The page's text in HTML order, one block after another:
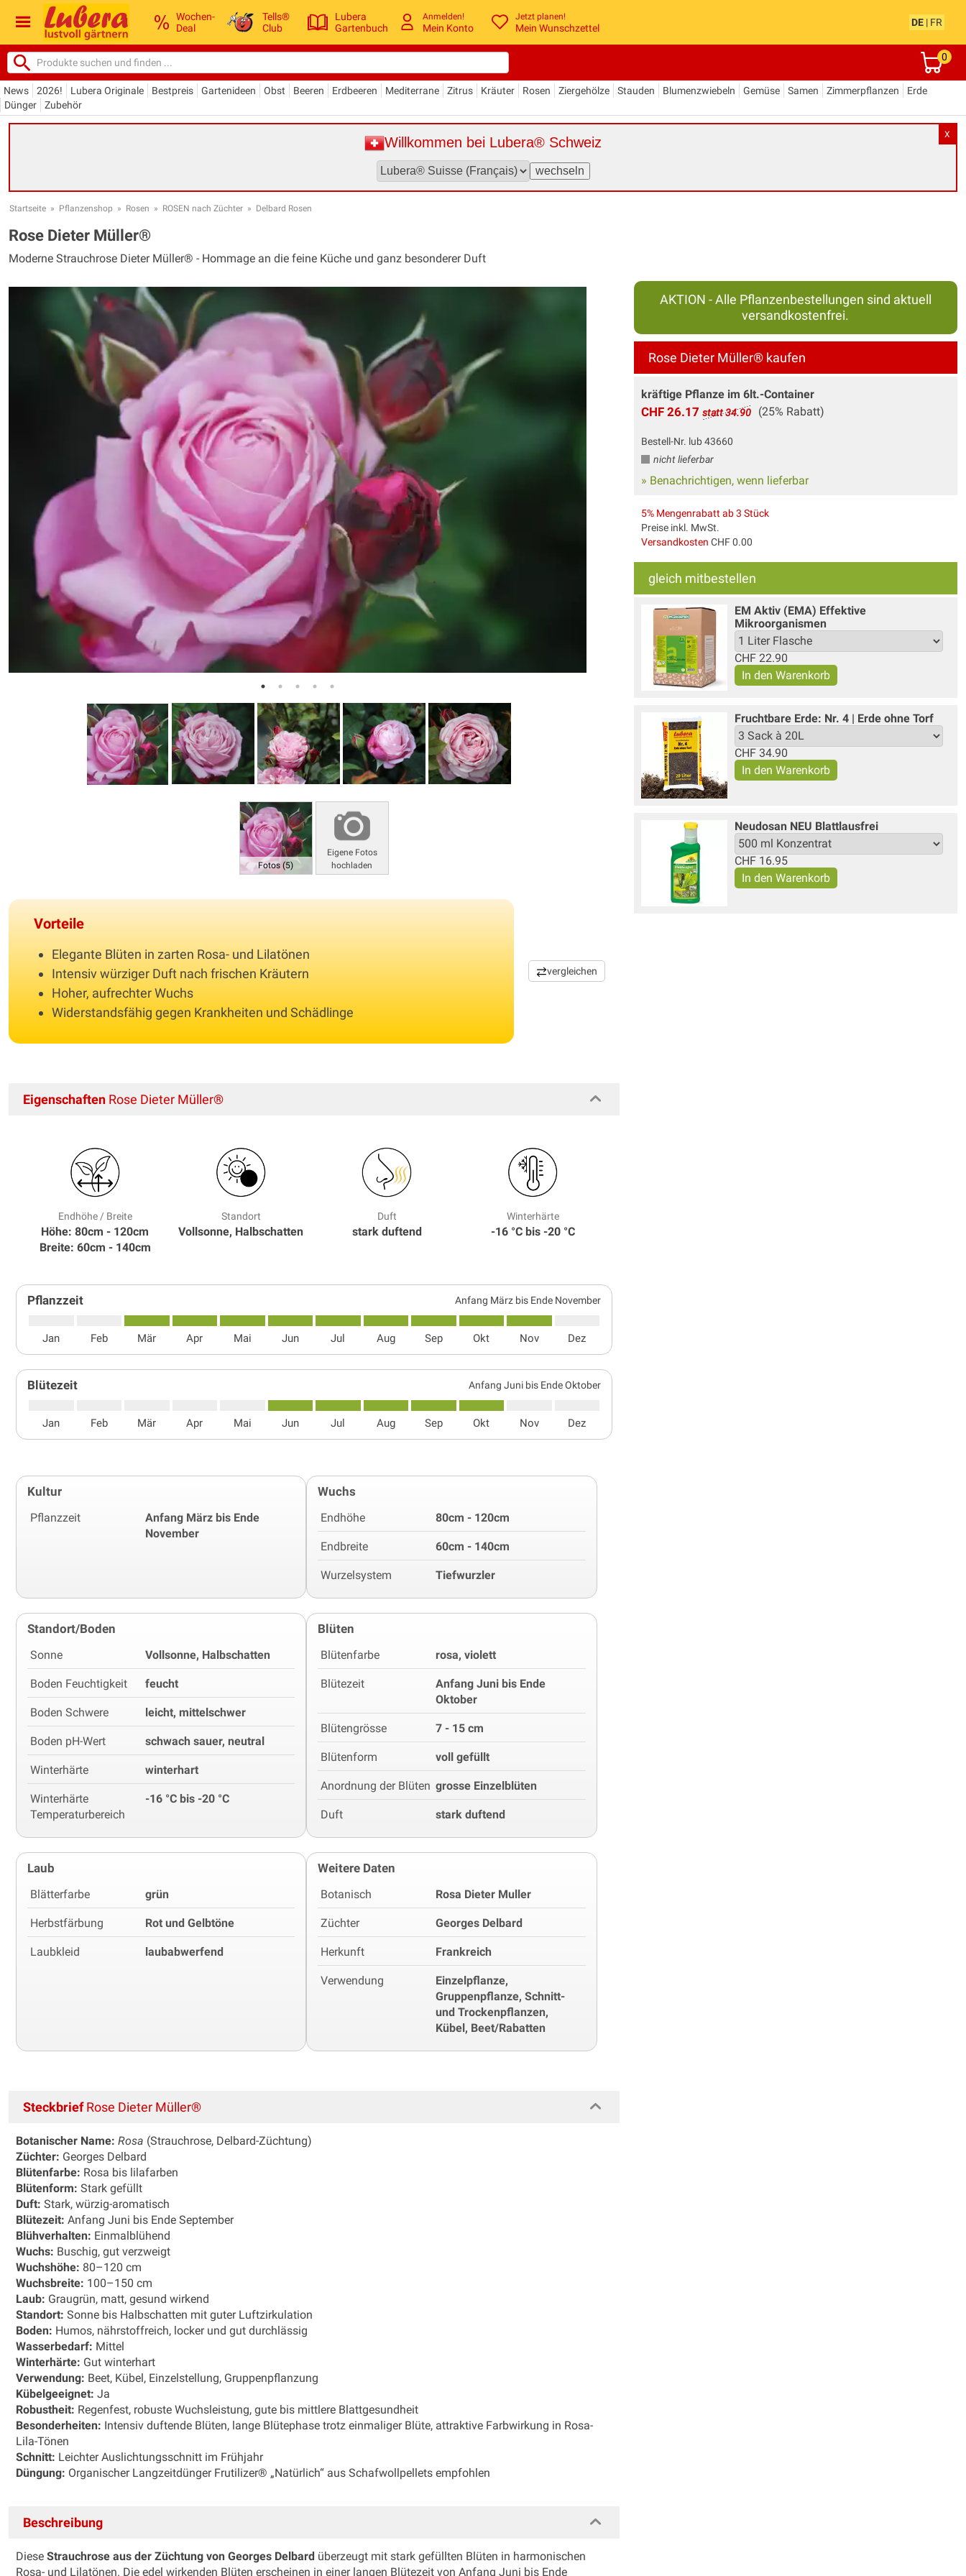
Wochen-
Deal
Tells®
Club
Lubera
Gartenbuch
Anmelden!
Mein Konto
Jetzt planen!
Mein Wunschzettel
DE | FR
0
News 2026! Lubera Originale Bestpreis Gartenideen Obst Beeren Erdbeeren Mediterrane Zitrus Kräuter Rosen Ziergehölze Stauden Blumenzwiebeln Gemüse Samen Zimmerpflanzen
Erde
Dünger
Zubehör
X
Willkommen bei Lubera® Schweiz
Startseite » Pflanzenshop » Rosen » ROSEN nach Züchter » Delbard Rosen
Rose Dieter Müller®
Moderne Strauchrose Dieter Müller® - Hommage an die feine Küche und ganz besonderer Duft
Fotos (5)
Eigene Fotos
hochladen
Vorteile
Elegante Blüten in zarten Rosa- und Lilatönen
Intensiv würziger Duft nach frischen Kräutern
Hoher, aufrechter Wuchs
Widerstandsfähig gegen Krankheiten und Schädlinge
vergleichen
AKTION - Alle Pflanzenbestellungen sind aktuell
versandkostenfrei.
Rose Dieter Müller® kaufen
kräftige Pflanze im 6lt.-Container
CHF 26.17 statt 34.90 (25% Rabatt)
Bestell-Nr. lub 43660
nicht lieferbar
» Benachrichtigen, wenn lieferbar
5% Mengenrabatt ab 3 Stück
Preise inkl. MwSt.
Versandkosten CHF 0.00
gleich mitbestellen
EM Aktiv (EMA) Effektive
Mikroorganismen
CHF 22.90
Fruchtbare Erde: Nr. 4 | Erde ohne Torf
CHF 34.90
Neudosan NEU Blattlausfrei
CHF 16.95
Eigenschaften Rose Dieter Müller®
Endhöhe / Breite
Höhe: 80cm - 120cm
Breite: 60cm - 140cm
Standort
Vollsonne, Halbschatten
Duft
stark duftend
Winterhärte
-16 °C bis -20 °C
Pflanzzeit Anfang März bis Ende November
Jan Feb Mär Apr Mai Jun Jul Aug Sep Okt Nov Dez
Blütezeit Anfang Juni bis Ende Oktober
Jan Feb Mär Apr Mai Jun Jul Aug Sep Okt Nov Dez
Kultur
Pflanzzeit
Anfang März bis Ende
November
Wuchs
Endhöhe 80cm - 120cm
Endbreite 60cm - 140cm
Wurzelsystem Tiefwurzler
Standort/Boden
Sonne Vollsonne, Halbschatten
Boden Feuchtigkeit feucht
Boden Schwere leicht, mittelschwer
Boden pH-Wert schwach sauer, neutral
Winterhärte winterhart
Winterhärte
Temperaturbereich
-16 °C bis -20 °C
Blüten
Blütenfarbe rosa, violett
Blütezeit
Anfang Juni bis Ende
Oktober
Blütengrösse 7 - 15 cm
Blütenform voll gefüllt
Anordnung der Blüten grosse Einzelblüten
Duft stark duftend
Laub
Blätterfarbe grün
Herbstfärbung Rot und Gelbtöne
Laubkleid laubabwerfend
Weitere Daten
Botanisch Rosa Dieter Muller
Züchter Georges Delbard
Herkunft Frankreich
Verwendung
Einzelpflanze,
Gruppenpflanze, Schnitt-
und Trockenpflanzen,
Kübel, Beet/Rabatten
SteckbriefRose Dieter Müller®
Botanischer Name: Rosa (Strauchrose, Delbard-Züchtung)
Züchter: Georges Delbard
Blütenfarbe: Rosa bis lilafarben
Blütenform: Stark gefüllt
Duft: Stark, würzig-aromatisch
Blütezeit: Anfang Juni bis Ende September
Blühverhalten: Einmalblühend
Wuchs: Buschig, gut verzweigt
Wuchshöhe: 80–120 cm
Wuchsbreite: 100–150 cm
Laub: Graugrün, matt, gesund wirkend
Standort: Sonne bis Halbschatten mit guter Luftzirkulation
Boden: Humos, nährstoffreich, locker und gut durchlässig
Wasserbedarf: Mittel
Winterhärte: Gut winterhart
Verwendung: Beet, Kübel, Einzelstellung, Gruppenpflanzung
Kübelgeeignet: Ja
Robustheit: Regenfest, robuste Wuchsleistung, gute bis mittlere Blattgesundheit
Besonderheiten: Intensiv duftende Blüten, lange Blütephase trotz einmaliger Blüte, attraktive Farbwirkung in Rosa-
Lila-Tönen
Schnitt: Leichter Auslichtungsschnitt im Frühjahr
Düngung: Organischer Langzeitdünger Frutilizer® „Natürlich“ aus Schafwollpellets empfohlen
Beschreibung
Diese Strauchrose aus der Züchtung von Georges Delbard überzeugt mit stark gefüllten Blüten in harmonischen
Rosa- und Lilatönen. Die edel wirkenden Blüten erscheinen in einer langen Blütezeit von Anfang Juni bis Ende